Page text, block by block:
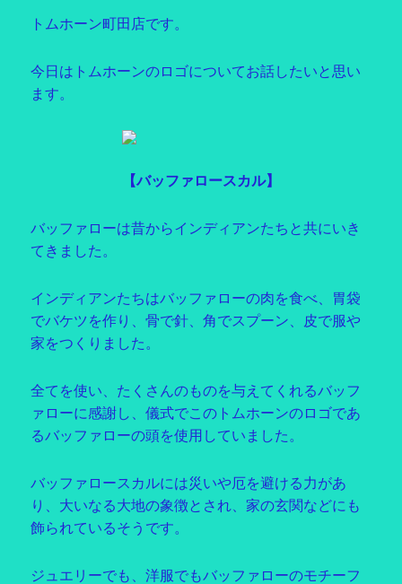
トムホーン町田店です。
今日はトムホーンのロゴについてお話したいと思い
ます。
【バッファロースカル】
バッファローは昔からインディアンたちと共にいき
てきました。
インディアンたちはバッファローの肉を食べ、胃袋
でバケツを作り、骨で針、角でスプーン、皮で服や
家をつくりました。
全てを使い、たくさんのものを与えてくれるバッフ
ァローに感謝し、儀式でこのトムホーンのロゴであ
るバッファローの頭を使用していました。
バッファロースカルには災いや厄を避ける力があ
り、大いなる大地の象徴とされ、家の玄関などにも
飾られているそうです。
ジュエリーでも、洋服でもバッファローのモチーフ